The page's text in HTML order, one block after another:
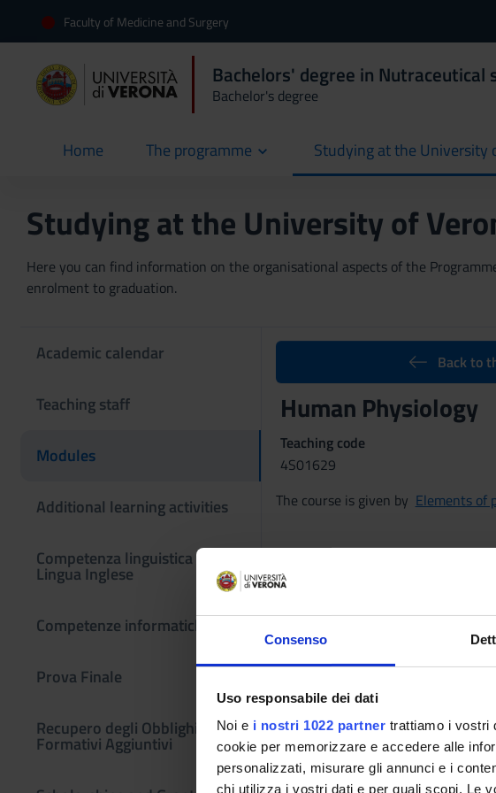
Consenso
Uso responsabile dei dati
Noi e i nostri 1022 partner trattiamo i vostri
cookie per memorizzare e accedere alle
personalizzati, misurare gli annunci e i
chi utilizza i vostri dati e per quali scopi. Le
Faculty of Medicine and Surgery
Bachelors' degree in Nutraceutical
Bachelor's degree
Home
current The programme Studying at the University
Studying at the University of
Here you can find information on the organisational aspects of the
enrolment to graduation.
Academic calendar
Teaching staff
Modules
Additional learning activities
Competenza linguistica -
Lingua Inglese
Competenze informatiche
Prova Finale
Recupero degli Obblighi
Formativi Aggiuntivi
Back to
Human Physiology
Teaching code
4S01629
The course is given by Elements of